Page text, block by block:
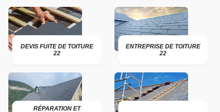
DEVIS FUITE DE TOITURE
22
ENTREPRISE DE TOITURE
22
RÉPARATION ET